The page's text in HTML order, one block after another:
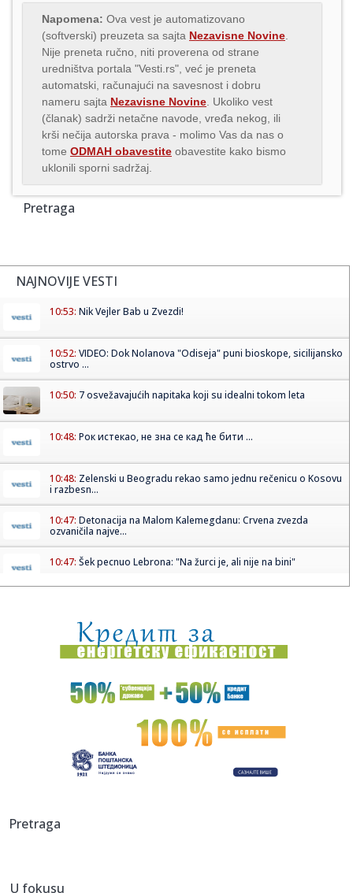
Napomena: Ova vest je automatizovano
(softverski) preuzeta sa sajta Nezavisne Novine
Nije preneta ručno, niti proverena od strane
uredništva portala "Vesti.rs", već je preneta
automatski, računajući na savesnost i dobru
nameru sajta Nezavisne Novine . Ukoliko vest
(članak) sadrži netačne navode, vređa nekog, ili
krši nečija autorska prava - molimo Vas da nas o
tome ODMAH obavestite obavestite kako bismo
uklonili sporni sadržaj.
Pretraga
NAJNOVIJE VESTI
10:53: Nik Vejler Bab u Zvezdi!
10:52: VIDEO: Dok Nolanova "Odiseja" puni bioskope, sicilijansko
ostrvo ...
10:50: 7 osvežavajućih napitaka koji su idealni tokom leta
10:48: Рок истекао, не зна се кад ће бити ...
10:48: Zelenski u Beogradu rekao samo jednu rečenicu o Kosovu
i razbesn...
10:47: Detonacija na Malom Kalemegdanu: Crvena zvezda
ozvaničila najve...
10:47: Šek pecnuo Lebrona: "Na žurci je, ali nije na bini"
10:45:Haos u emisiji "Narod pita": Maja brutalno udarila na
Staniju, pa...
10:44:Nemački novinar ponizio Georgieva: "Drago mi je da
veruješ u sv...
Мина Станковић: Увек улазим у трку ...
10:42:FOTO, VIDEO: Kod Koloseuma otkrivena građevina iz
neće...
Pretraga
U fokusu